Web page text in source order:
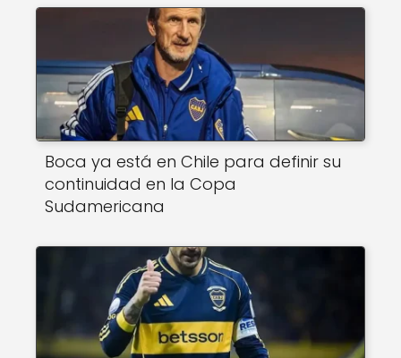
Boca ya está en Chile para definir su
continuidad en la Copa
Sudamericana